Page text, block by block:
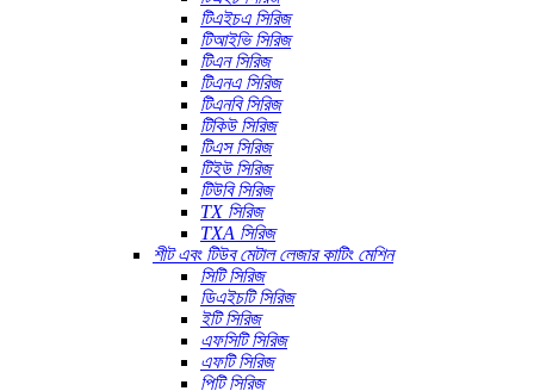
টিএইচএ সিরিজ
টিআইভি সিরিজ
টিএন সিরিজ
টিএনএ সিরিজ
টিএনবি সিরিজ
টিকিউ সিরিজ
টিএস সিরিজ
টিইউ সিরিজ
টিউবি সিরিজ
TX সিরিজ
TXA সিরিজ
শীট এবং টিউব মেটাল লেজার কাটিং মেশিন
সিটি সিরিজ
ডিএইচটি সিরিজ
ইটি সিরিজ
এফসিটি সিরিজ
এফটি সিরিজ
পিটি সিরিজ